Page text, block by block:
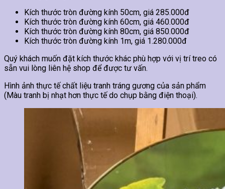
Kích thước tròn đường kính 50cm, giá 285.000đ
Kích thước tròn đường kính 60cm, giá 460.000đ
Kích thước tròn đường kính 80cm, giá 850.000đ
Kích thước tròn đường kính 1m, giá 1.280.000đ
Quý khách muốn đặt kích thước khác phù hợp với vị trí treo có
sẵn vui lòng liên hệ shop để được tư vấn.
Hình ảnh thực tế chất liệu tranh tráng gương của sản phẩm
(Màu tranh bị nhạt hơn thực tế do chụp bằng điện thoại).